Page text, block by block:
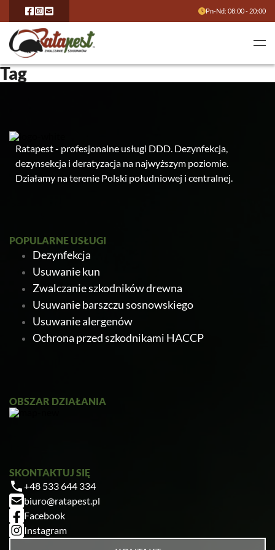
Pn-Nd: 08:00 - 20:00
Tag
Zrobiłem/am już coś sam/a przed zabiegiem
— pomogłem czy zaszkodziłem?
Ratapest - profesjonalne usługi DDD. Dezynfekcja,
dezynsekcja i deratyzacja na najwyższym poziomie.
Działamy na terenie Polski południowej i centralnej.
OBSZAR DZIAŁANIA
POPULARNE USŁUGI
Dezynfekcja
Usuwanie kun
Zwalczanie szkodników drewna
Usuwanie barszczu sosnowskiego
Usuwanie alergenów
Ochrona przed szkodnikami HACCP
SKONTAKTUJ SIĘ
+48 533 644 334
biuro@ratapest.pl
Facebook
Instagram